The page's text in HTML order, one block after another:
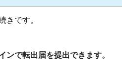
きです。
で転出届を提出できます。